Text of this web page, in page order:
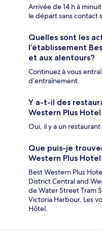
Arrivée de 14 h à
le départ sans contact
Quelles sont les
l’établissement
et aux alentours?
Continuez à vous
d’entraînement.
Y a-t-il des
Western Plus
Oui, il y a un
Que puis-je
Western Plus
Best Western Plus
District Central and
de Water Street Tram
Victoria Harbour. Les
Hôtel.